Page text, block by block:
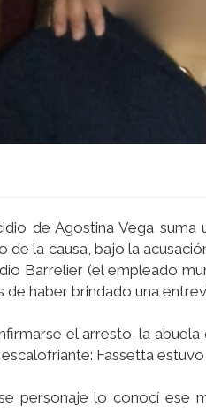
de Agostina Vega
de la causa, bajo la
Barrelier (el empleado
de haber brindado una
el arresto, la
Fassetta
personaje lo conocí ese